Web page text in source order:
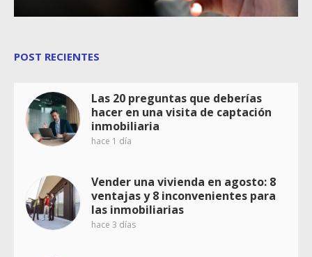
POST RECIENTES
Las 20 preguntas que deberías
hacer en una visita de captación
inmobiliaria
hace 1 día
Vender una vivienda en agosto: 8
ventajas y 8 inconvenientes para
las inmobiliarias
hace 3 días